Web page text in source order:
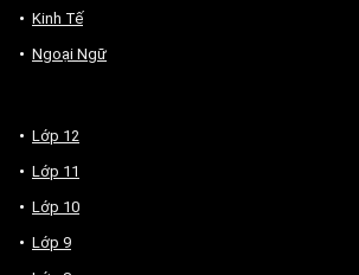
Kinh Tế
Ngoại Ngữ
Lớp 12
Lớp 11
Lớp 10
Lớp 9